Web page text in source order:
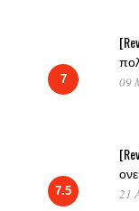
7 09
7.5 21